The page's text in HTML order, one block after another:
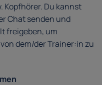
Kopfhörer. Du kannst
Chat senden und
freigeben, um
dem/der Trainer:in zu